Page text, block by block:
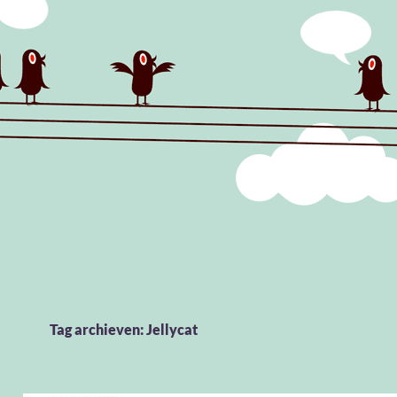
Tag archieven: Jellycat